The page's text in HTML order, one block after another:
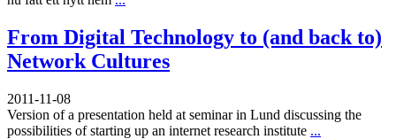
From Digital Technology to (and back to)
Network Cultures
2011-11-08
Version of a presentation held at seminar in Lund discussing the
possibilities of starting up an internet research institute ...